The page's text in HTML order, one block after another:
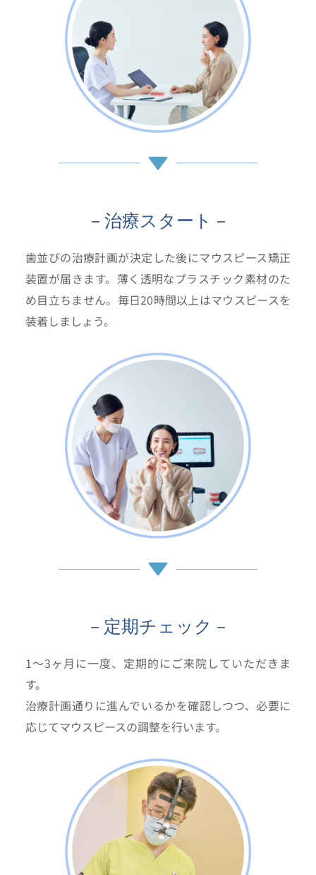
－治療スタート－
歯並びの治療計画が決定した後にマウスピース矯正
装置が届きます。薄く透明なプラスチック素材のた
め目立ちません。毎日20時間以上はマウスピースを
装着しましょう。
－定期チェック－
1～3ヶ月に一度、定期的にご来院していただきま
す。
治療計画通りに進んでいるかを確認しつつ、必要に
応じてマウスピースの調整を行います。